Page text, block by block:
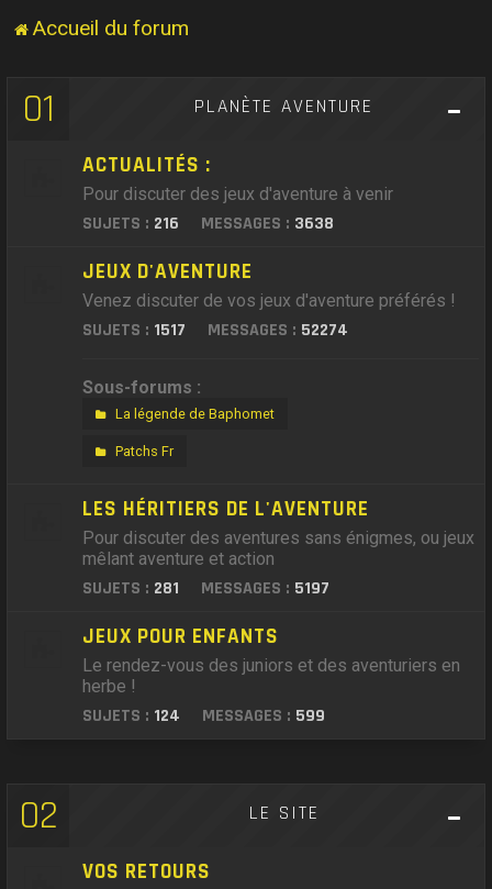
Accueil du forum
01 PLANÈTE AVENTURE
ACTUALITÉS :
Pour discuter des jeux d'aventure à venir
SUJETS : 216 MESSAGES : 3638
JEUX D'AVENTURE
Venez discuter de vos jeux d'aventure préférés !
SUJETS : 1517 MESSAGES : 52274
Sous-forums :
La légende de Baphomet
Patchs Fr
LES HÉRITIERS DE L'AVENTURE
Pour discuter des aventures sans énigmes, ou jeux
mêlant aventure et action
SUJETS : 281 MESSAGES : 5197
JEUX POUR ENFANTS
Le rendez-vous des juniors et des aventuriers en
herbe !
SUJETS : 124 MESSAGES : 599
02 LE SITE
VOS RETOURS